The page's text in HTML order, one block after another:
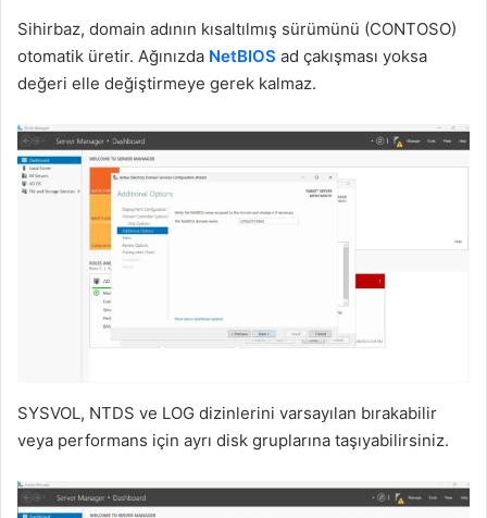
Sihirbaz, domain adının kısaltılmış sürümünü (CONTOSO)
otomatik üretir. Ağınızda NetBIOS ad çakışması yoksa
değeri elle değiştirmeye gerek kalmaz.
SYSVOL, NTDS ve LOG dizinlerini varsayılan bırakabilir
veya performans için ayrı disk gruplarına taşıyabilirsiniz.